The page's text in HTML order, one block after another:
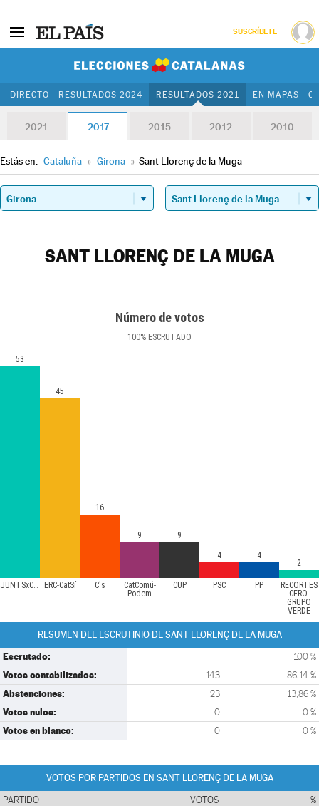
SUSCRÍBETE
DIRECTO RESULTADOS 2024 RESULTADOS 2021 EN MAPAS
2021 2017 2015 2012 2010
Estás en: Cataluña » Girona » Sant Llorenç de la Muga
SANT LLORENÇ DE LA MUGA
Número de votos
100% ESCRUTADO
JUNTSxCAT ERC-CatSí C's
CatComú-
Podem
CUP PSC PP
RECORTES
CERO-
GRUPO
VERDE
53
45
16
9
9
4
4
2
RESUMEN DEL ESCRUTINIO DE SANT LLORENÇ DE LA MUGA
Escrutado: 100 %
Votos contabilizados: 143 86,14 %
Abstenciones: 23 13,86 %
Votos nulos: 0 0 %
Votos en blanco: 0 0 %
VOTOS POR PARTIDOS EN SANT LLORENÇ DE LA MUGA
PARTIDO VOTOS %